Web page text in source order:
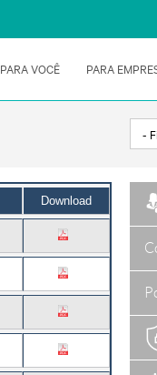
PARA VOCÊ PARA
Download